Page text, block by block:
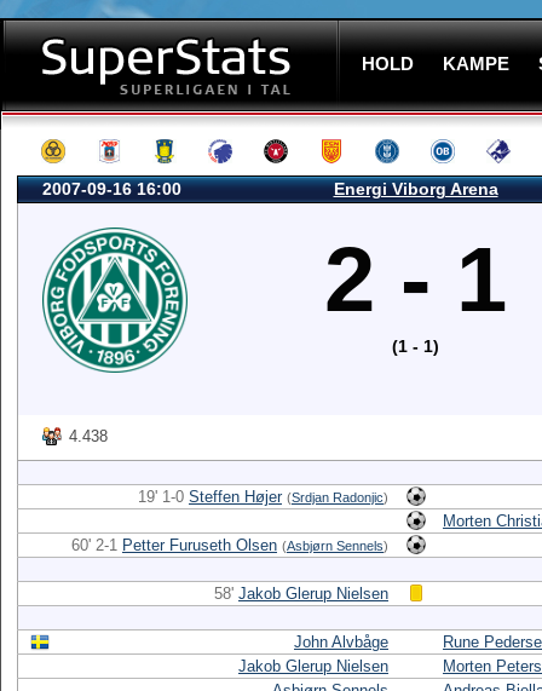
HOLD KAMPE
2007-09-16 16:00 Energi Viborg Arena
2 - 1
(1 - 1)
4.438
19' 1-0 Steffen Højer (Srdjan Radonjic)
Morten
60' 2-1 Petter Furuseth Olsen (Asbjørn Sennels)
58' Jakob Glerup Nielsen
John Alvbåge
Rune
Jakob Glerup Nielsen
Morten